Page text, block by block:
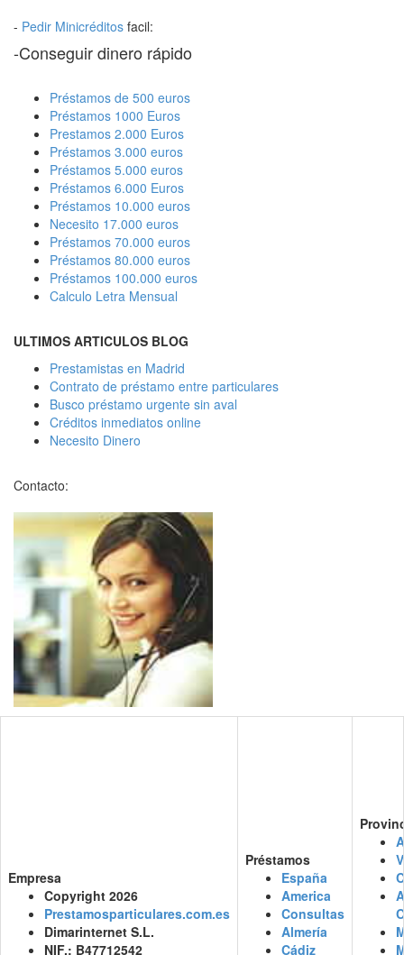
- Pedir Minicréditos facil:
-Conseguir dinero rápido
Préstamos de 500 euros
Préstamos 1000 Euros
Prestamos 2.000 Euros
Préstamos 3.000 euros
Préstamos 5.000 euros
Préstamos 6.000 Euros
Préstamos 10.000 euros
Necesito 17.000 euros
Préstamos 70.000 euros
Préstamos 80.000 euros
Préstamos 100.000 euros
Calculo Letra Mensual
ULTIMOS ARTICULOS BLOG
Prestamistas en Madrid
Contrato de préstamo entre particulares
Busco préstamo urgente sin aval
Créditos inmediatos online
Necesito Dinero
Contacto:
Empresa
Copyright 2026
Prestamosparticulares.com.es
Dimarinternet S.L.
NIF.: B47712542
Préstamos
España
America
Consultas
Almería
Cádiz
A